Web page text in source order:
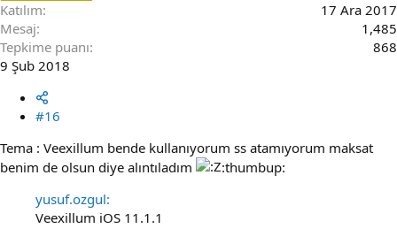
Katılım
17 Ara 2017
Mesaj
1,485
Tepkime puanı
868
9 Şub 2018
#16
Tema : Veexillum bende kullanıyorum ss atamıyorum maksat
benim de olsun diye alıntıladım
:thumbup:
yusuf.ozgul:
Veexillum iOS 11.1.1